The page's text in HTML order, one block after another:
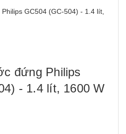
đứng Philips
- 1.4 lít, 1600 W